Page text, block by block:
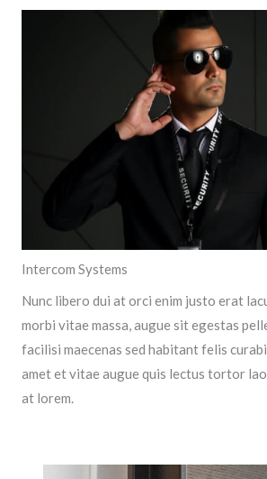
Intercom Systems
Nunc libero dui at orci enim justo erat
morbi vitae massa, augue sit egestas
facilisi maecenas sed habitant felis
amet et vitae augue quis lectus tortor
at lorem.